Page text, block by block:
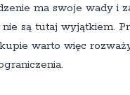
ma swoje wady i
są tutaj wyjątkiem.
warto więc